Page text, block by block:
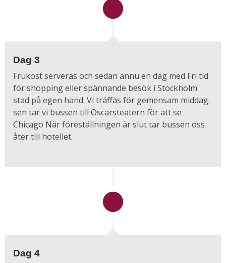
Dag 3
Frukost serveras och sedan ännu en dag med Fri tid
för shopping eller spännande besök i Stockholm
stad på egen hand. Vi träffas för gemensam middag.
sen tar vi bussen till Oscarsteatern för att se
Chicago När föreställningen är slut tar bussen oss
åter till hotellet.
Dag 4